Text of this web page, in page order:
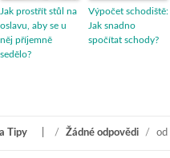
Jak prostřít stůl na
oslavu, aby se u
něj příjemně
sedělo?
Výpočet schodiště:
Jak snadno
spočítat schody?
Tipy / Žádné odpovědi / od